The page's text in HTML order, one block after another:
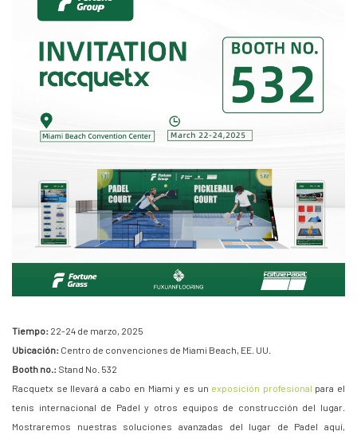
Tiempo: 22-24 de marzo, 2025
Ubicación: Centro de convenciones de Miami Beach, EE. UU.
Booth no.: Stand No. 532
Racquetx se llevará a cabo en Miami y es un exposición profesional para el
tenis internacional de Padel y otros equipos de construcción del lugar.
Mostraremos nuestras soluciones avanzadas del lugar de Padel aquí,